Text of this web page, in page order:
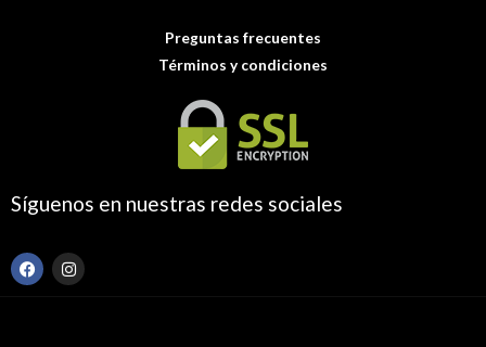
Preguntas frecuentes
Términos y condiciones
Síguenos en nuestras redes sociales
F
a
I
n